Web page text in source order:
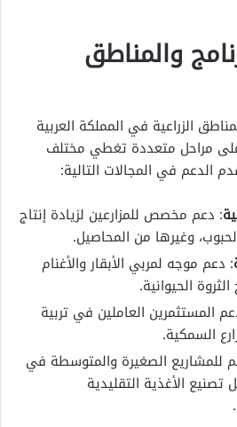
والمناطق
الزراعية في المملكة العربية
مراحل متعددة تغطي مختلف
الدعم في المجالات التالية:
: دعم مخصص للمزارعين لزيادة إنتاج
وغيرها من المحاصيل.
: دعم موجه لمربي الأبقار والأغنام
الحيوانية.
المستثمرين العاملين في تربية
السمكية.
للمشاريع الصغيرة والمتوسطة في
تصنيع الأغذية التقليدية